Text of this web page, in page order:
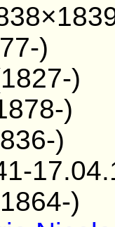
)
)
)
)
)